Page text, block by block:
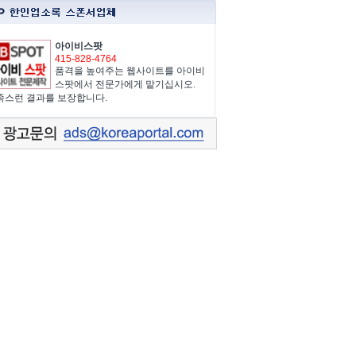
아이비스팟
415-828-4764
품격을 높여주는 웹사이트를 아이비
스팟에서 전문가에게 맡기십시오.
스런 결과를 보장합니다.